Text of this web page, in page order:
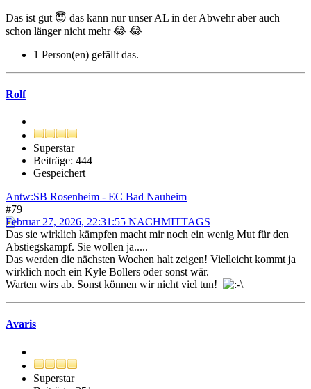
Das ist gut 😇 das kann nur unser AL in der Abwehr aber auch
schon länger nicht mehr 😂 😂
1 Person(en) gefällt das.
Rolf
Superstar
Beiträge: 444
Gespeichert
Antw:SB Rosenheim - EC Bad Nauheim
#79
Februar 27, 2026, 22:31:55 NACHMITTAGS
Das sie wirklich kämpfen macht mir noch ein wenig Mut für den
Abstiegskampf. Sie wollen ja.....
Das werden die nächsten Wochen halt zeigen! Vielleicht kommt ja
wirklich noch ein Kyle Bollers oder sonst wär.
Warten wirs ab. Sonst können wir nicht viel tun!
Avaris
Superstar